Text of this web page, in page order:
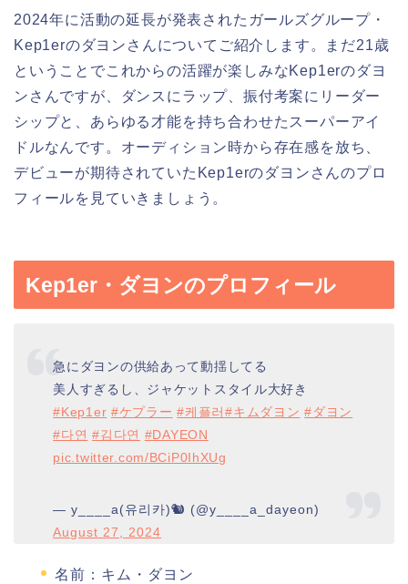
2024年に活動の延長が発表されたガールズグループ・
Kep1erのダヨンさんについてご紹介します。まだ21歳
ということでこれからの活躍が楽しみなKep1erのダヨ
ンさんですが、ダンスにラップ、振付考案にリーダー
シップと、あらゆる才能を持ち合わせたスーパーアイ
ドルなんです。オーディション時から存在感を放ち、
デビューが期待されていたKep1erのダヨンさんのプロ
フィールを見ていきましょう。
Kep1er・ダヨンのプロフィール
急にダヨンの供給あって動揺してる
美人すぎるし、ジャケットスタイル大好き
#Kep1er #ケプラー #케플러#キムダヨン #ダヨン
#다연 #김다연 #DAYEON
pic.twitter.com/BCiP0IhXUg
— y____a(유리카)🐿 (@y____a_dayeon)
August 27, 2024
名前：キム・ダヨン